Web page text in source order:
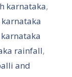
karnataka,
karnataka
karnataka
rainfall,
and